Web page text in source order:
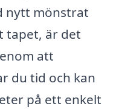
nytt mönstrat
tapet, är det
att
du tid och kan
på ett enkelt